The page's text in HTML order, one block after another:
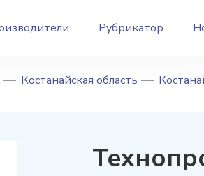
Рубрикатор
Костанайская область